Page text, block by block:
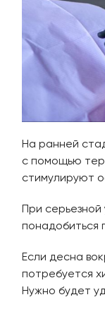
На ранней
с помощью
стимулируют
При серьезной
понадобиться
Если десна
потребуется
Нужно будет